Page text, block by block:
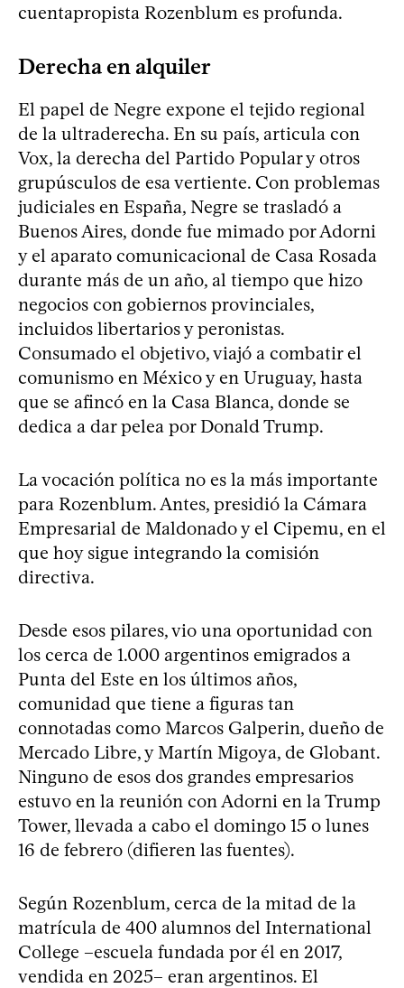
cuentapropista Rozenblum es profunda.
Derecha en alquiler
El papel de Negre expone el tejido regional
de la ultraderecha. En su país, articula con
Vox, la derecha del Partido Popular y otros
grupúsculos de esa vertiente. Con problemas
judiciales en España, Negre se trasladó a
Buenos Aires, donde fue mimado por Adorni
y el aparato comunicacional de Casa Rosada
durante más de un año, al tiempo que hizo
negocios con gobiernos provinciales,
incluidos libertarios y peronistas.
Consumado el objetivo, viajó a combatir el
comunismo en México y en Uruguay, hasta
que se afincó en la Casa Blanca, donde se
dedica a dar pelea por Donald Trump.
La vocación política no es la más importante
para Rozenblum. Antes, presidió la Cámara
Empresarial de Maldonado y el Cipemu, en el
que hoy sigue integrando la comisión
directiva.
Desde esos pilares, vio una oportunidad con
los cerca de 1.000 argentinos emigrados a
Punta del Este en los últimos años,
comunidad que tiene a figuras tan
connotadas como Marcos Galperin, dueño de
Mercado Libre, y Martín Migoya, de Globant.
Ninguno de esos dos grandes empresarios
estuvo en la reunión con Adorni en la Trump
Tower, llevada a cabo el domingo 15 o lunes
16 de febrero (difieren las fuentes).
Según Rozenblum, cerca de la mitad de la
matrícula de 400 alumnos del International
College –escuela fundada por él en 2017,
vendida en 2025– eran argentinos. El